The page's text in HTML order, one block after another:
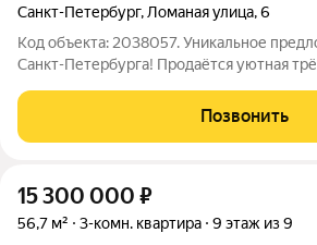
Санкт-Петербург, Ломаная улица,6
Код объекта: 2038057. Уникальное
Санкт-Петербурга! Продаётся уютная
для тех, кто ценит комфорт и
расположена на третьем этаже
Позвонить
15 300 000 ₽
56,7 м² 3-комн. квартира 9 этаж из 9